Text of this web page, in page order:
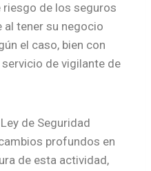
riesgo de los seguros
al tener su negocio
el caso, bien con
de vigilante de
de Seguridad
profundos en
de esta actividad,